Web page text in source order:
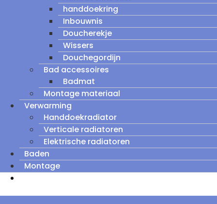
handdoekring
Inbouwnis
Doucherekje
Wissers
Douchegordijn
Bad accessoires
Badmat
Montage materiaal
Verwarming
Handdoekradiator
Verticale radiatoren
Elektrische radiatoren
Baden
Montage